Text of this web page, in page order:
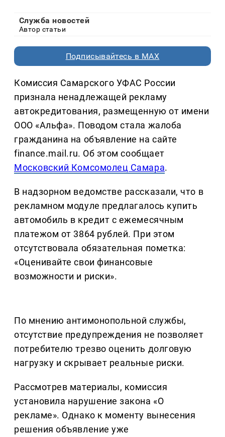
Служба новостей
Автор статьи
Подписывайтесь в MAX
Комиссия Самарского УФАС России
признала ненадлежащей рекламу
автокредитования, размещенную от имени
ООО «Альфа». Поводом стала жалоба
гражданина на объявление на сайте
finance.mail.ru. Об этом сообщает
Московский Комсомолец Самара.
В надзорном ведомстве рассказали, что в
рекламном модуле предлагалось купить
автомобиль в кредит с ежемесячным
платежом от 3864 рублей. При этом
отсутствовала обязательная пометка:
«Оценивайте свои финансовые
возможности и риски».
По мнению антимонопольной службы,
отсутствие предупреждения не позволяет
потребителю трезво оценить долговую
нагрузку и скрывает реальные риски.
Рассмотрев материалы, комиссия
установила нарушение закона «О
рекламе». Однако к моменту вынесения
решения объявление уже